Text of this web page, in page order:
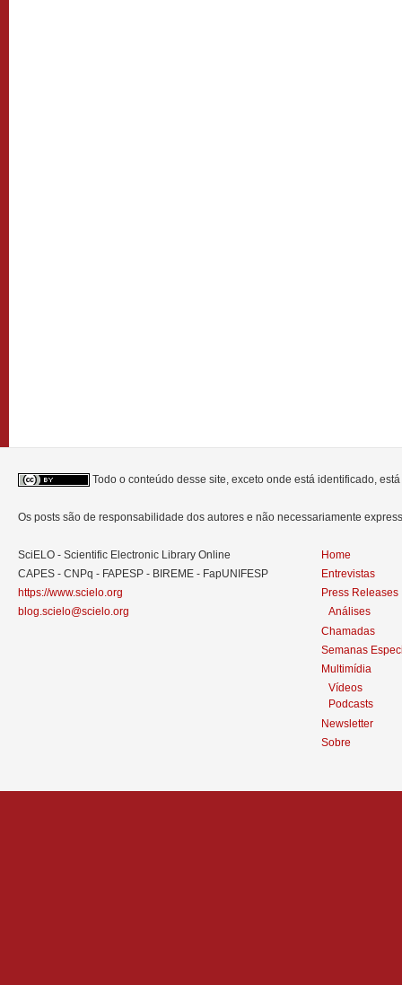
Todo o conteúdo desse site, exceto onde está identificado,
Os posts são de responsabilidade dos autores e não necessariamente
SciELO - Scientific Electronic Library Online
CAPES - CNPq - FAPESP - BIREME - FapUNIFESP
https://www.scielo.org
blog.scielo@scielo.org
Home
Entrevistas
Press Releases
Análises
Chamadas
Semanas
Multimídia
Vídeos
Podcasts
Newsletter
Sobre